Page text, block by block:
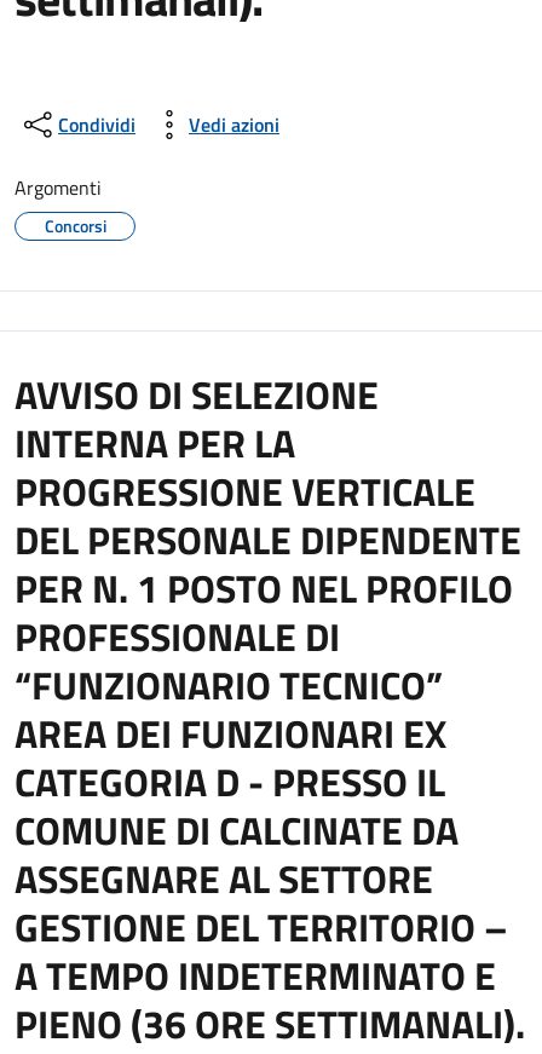
Condividi Vedi azioni
Argomenti
Concorsi
AVVISO DI SELEZIONE
INTERNA PER LA
PROGRESSIONE VERTICALE
DEL PERSONALE DIPENDENTE
PER N. 1 POSTO NEL PROFILO
PROFESSIONALE DI
“FUNZIONARIO TECNICO”
AREA DEI FUNZIONARI EX
CATEGORIA D - PRESSO IL
COMUNE DI CALCINATE DA
ASSEGNARE AL SETTORE
GESTIONE DEL TERRITORIO –
A TEMPO INDETERMINATO E
PIENO (36 ORE SETTIMANALI).